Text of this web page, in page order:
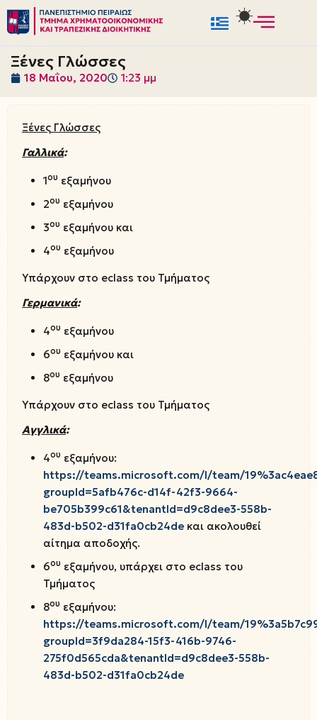
Μεταπηδήστε
στο
περιεχόμενο
Ξένες Γλώσσες
18 Μαΐου, 2020 1:23 μμ
Ξένες Γλώσσες
Γαλλικά:
1ου εξαμήνου
2ου εξαμήνου
3ου εξαμήνου και
4ου εξαμήνου
Υπάρχουν στο eclass του Τμήματος
Γερμανικά:
4ου εξαμήνου
6ου εξαμήνου και
8ου εξαμήνου
Υπάρχουν στο eclass του Τμήματος
Αγγλικά:
4ου εξαμήνου:
https://teams.microsoft.com/l/team/
groupId=5afb476c-d14f-42f3-9664-
be705b399c61&tenantId=d9c8dee3-558b-
483d-b502-d31fa0cb24de και ακολουθεί
αίτημα αποδοχής.
6ου εξαμήνου, υπάρχει στο eclass του
Τμήματος
8ου εξαμήνου:
https://teams.microsoft.com/l/team/
groupId=3f9da284-15f3-416b-9746-
275f0d565cda&tenantId=d9c8dee3-558b-
483d-b502-d31fa0cb24de